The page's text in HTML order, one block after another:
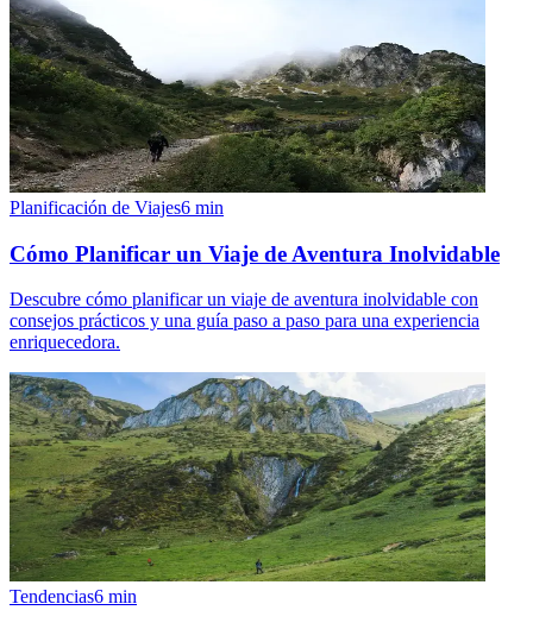
Planificación de Viajes6 min
Cómo Planificar un Viaje de Aventura Inolvidable
Descubre cómo planificar un viaje de aventura inolvidable con
consejos prácticos y una guía paso a paso para una experiencia
enriquecedora.
Tendencias6 min